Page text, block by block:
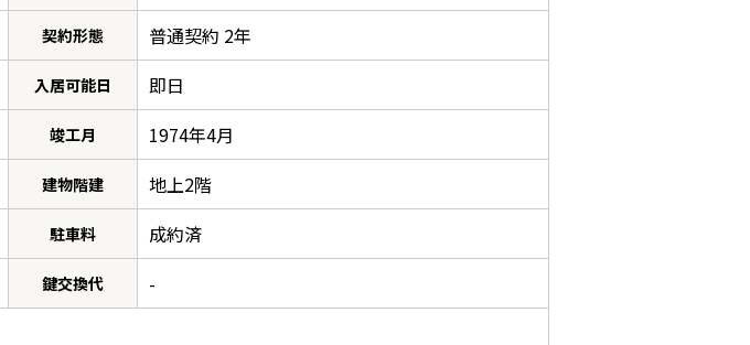
契約形態 普通契約 2年
入居可能日 即日
竣工月 1974年4月
建物階建 地上2階
駐車料 成約済
鍵交換代 -